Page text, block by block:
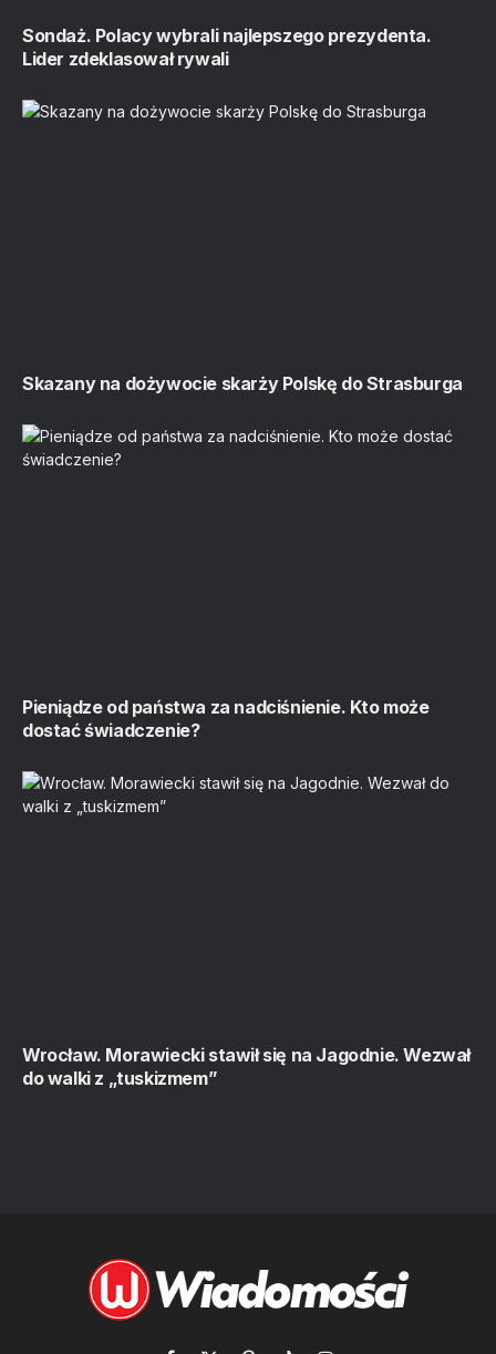
Sondaż. Polacy wybrali najlepszego prezydenta.
Lider zdeklasował rywali
Skazany na dożywocie skarży Polskę do Strasburga
Pieniądze od państwa za nadciśnienie. Kto może
dostać świadczenie?
Wrocław. Morawiecki stawił się na Jagodnie. Wezwał
do walki z „tuskizmem”